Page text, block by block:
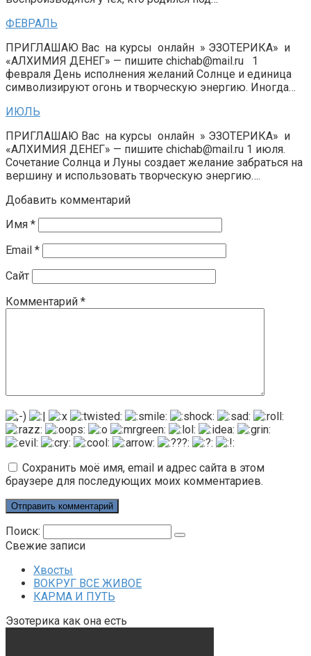
ФЕВРАЛЬ
ПРИГЛАШАЮ Вас на курсы онлайн » ЭЗОТЕРИКА» и
«АЛХИМИЯ ДЕНЕГ» — пишите chichab@mail.ru 1
февраля День исполнения желаний Солнце и единица
символизируют огонь и творческую энергию. Иногда…
ИЮЛЬ
ПРИГЛАШАЮ Вас на курсы онлайн » ЭЗОТЕРИКА» и
«АЛХИМИЯ ДЕНЕГ» — пишите chichab@mail.ru 1 июля.
Сочетание Солнца и Луны создает желание забраться на
вершину и использовать творческую энергию….
Добавить комментарий
Имя *
Email *
Сайт
Комментарий *
Сохранить моё имя, email и адрес сайта в этом
браузере для последующих моих комментариев.
Поиск:
Свежие записи
Хвосты
ВОКРУГ ВСЕ ЖИВОЕ
КАРМА И ПУТЬ
Эзотерика как она есть